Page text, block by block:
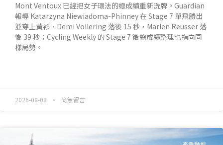
Mont Ventoux 已經把女子環法的總成績重新洗牌。Guardian
報導 Katarzyna Niewiadoma-Phinney 在 Stage 7 單飛勝出
並穿上黃衫，Demi Vollering 落後 15 秒，Marlen Reusser 落
後 39 秒；Cycling Weekly 的 Stage 7 後總成績整理也指向同
樣局勢。
2026-08-08 尚無留言